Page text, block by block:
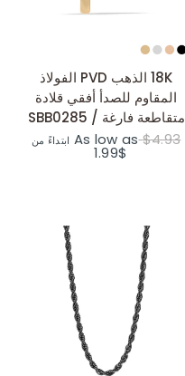
عرض سريع
18K الذهب PVD الفولاذ
المقاوم للصدأ أفقي قلادة
متقاطعة فارغة / SBB0285
$4.93
As low as ابتداءً من
$1.99